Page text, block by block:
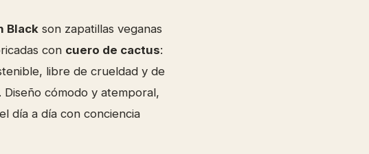
Black son zapatillas veganas
con cuero de cactus:
libre de crueldad y de
cómodo y atemporal,
día a día con conciencia